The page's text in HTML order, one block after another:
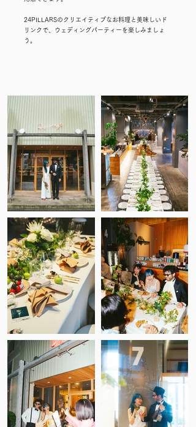
24PILLARSのクリエイティブなお料理と美味しいド
リンクで、ウェディングパーティーを楽しみましょ
う。